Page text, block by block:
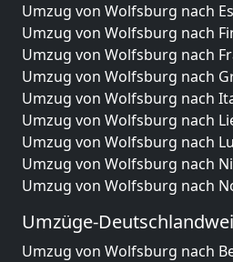
Umzug von Wolfsburg nach
Umzug von Wolfsburg nach
Umzug von Wolfsburg nach
Umzug von Wolfsburg nach
Umzug von Wolfsburg nach
Umzug von Wolfsburg nach
Umzug von Wolfsburg nach
Umzug von Wolfsburg nach
Umzug von Wolfsburg nach
Umzüge-
Umzug von Wolfsburg nach